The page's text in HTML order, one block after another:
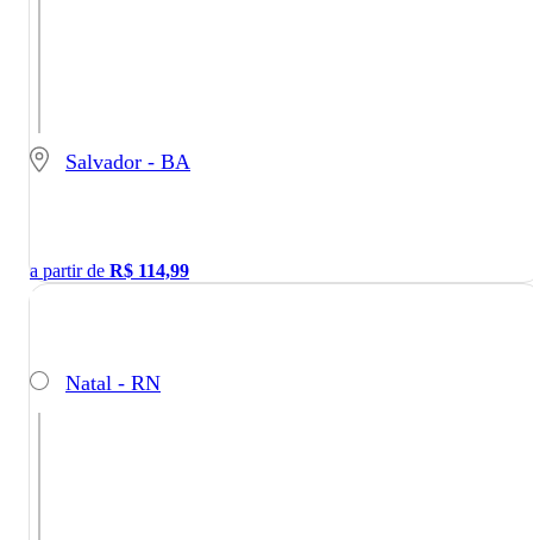
Salvador - BA
a partir de R$ 114,99
Natal - RN